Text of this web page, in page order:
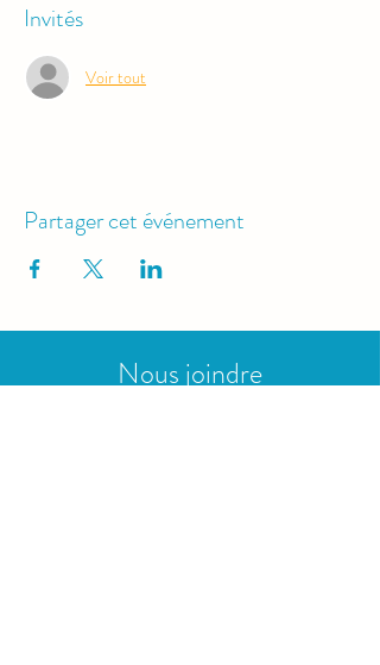
Invités
Voir tout
Partager cet événement
Nous joindre